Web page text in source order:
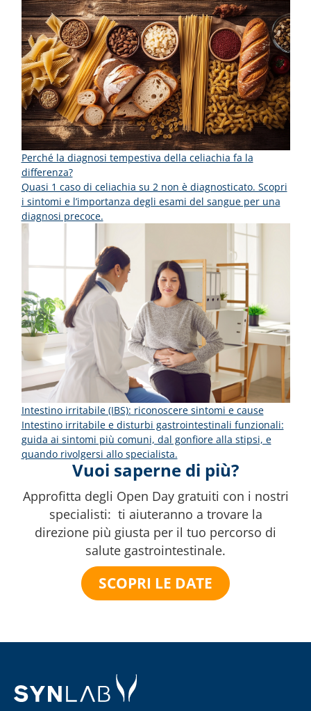
Perché la diagnosi tempestiva della celiachia fa la
differenza?
Quasi 1 caso di celiachia su 2 non è diagnosticato. Scopri
i sintomi e l’importanza degli esami del sangue per una
diagnosi precoce.
Intestino irritabile (IBS): riconoscere sintomi e cause
Intestino irritabile e disturbi gastrointestinali funzionali:
guida ai sintomi più comuni, dal gonfiore alla stipsi, e
quando rivolgersi allo specialista.
Vuoi saperne di più?
Approfitta degli Open Day gratuiti con i nostri
specialisti: ti aiuteranno a trovare la
direzione più giusta per il tuo percorso di
salute gastrointestinale.
SCOPRI LE DATE